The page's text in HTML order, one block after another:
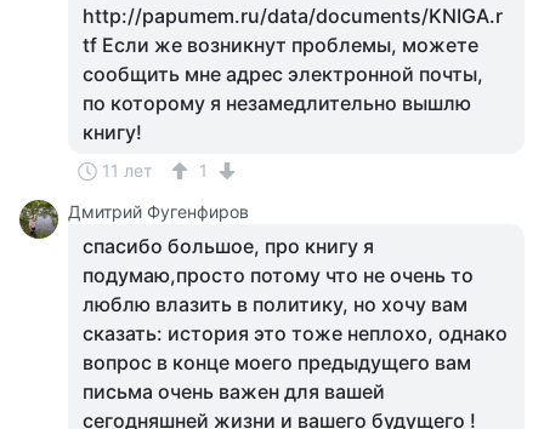
http://papumem.ru/data/documents/KNIGA.r
tf Если же возникнут проблемы, можете
сообщить мне адрес электронной почты,
по которому я незамедлительно вышлю
книгу!
11 лет
1
Дмитрий Фугенфиров
спасибо большое, про книгу я
подумаю,просто потому что не очень то
люблю влазить в политику, но хочу вам
сказать: история это тоже неплохо, однако
вопрос в конце моего предыдущего вам
письма очень важен для вашей
сегодняшней жизни и вашего будущего !